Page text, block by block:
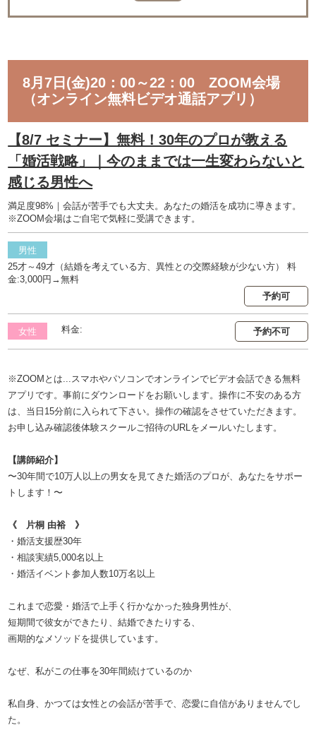
8月7日(金)20：00～22：00 ZOOM会場
（オンライン無料ビデオ通話アプリ）
【8/7 セミナー】無料！30年のプロが教える
「婚活戦略」｜今のままでは一生変わらないと
感じる男性へ
満足度98%｜会話が苦手でも大丈夫。あなたの婚活を成功に導きます。
※ZOOM会場はご自宅で気軽に受講できます。
男性
25才～49才（結婚を考えている方、異性との交際経験が少ない方） 料
金:3,000円→無料
予約可
女性 料金: 予約不可
※ZOOMとは...スマホやパソコンでオンラインでビデオ会話できる無料
アプリです。事前にダウンロードをお願いします。操作に不安のある方
は、当日15分前に入られて下さい。操作の確認をさせていただきます。
お申し込み確認後体験スクールご招待のURLをメールいたします。
【講師紹介】
〜30年間で10万人以上の男女を見てきた婚活のプロが、あなたをサポー
トします！〜
《 片桐 由裕 》
・婚活支援歴30年
・相談実績5,000名以上
・婚活イベント参加人数10万名以上
これまで恋愛・婚活で上手く行かなかった独身男性が、
短期間で彼女ができたり、結婚できたりする、
画期的なメソッドを提供しています。
なぜ、私がこの仕事を30年間続けているのか
私自身、かつては女性との会話が苦手で、恋愛に自信がありませんでし
た。